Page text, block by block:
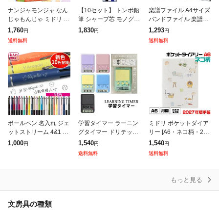
ナンジャモンジャ なん
じゃもんじゃ ミドリ カ
ードゲーム 2〜6人 4
才〜 アナログゲーム テ
ーム 送料無
1,760円
送料無料
【10セット】 トンボ鉛
筆 シャープ芯 モノグラ
フ 0.5 B モノカラー To
1,830円
楽譜ファイル A4サイズ
バンドファイル 楽譜入
れ 楽譜ホルダー 無地
黒 2面40ページ 直接書
き 吹奏
1,293円
送料無料
ボールペン 名入れ ジェ
ットストリーム 4&1 名
前入り 0.5mm 0.7mm
1,000円
学習タイマー ラーニン
グタイマー ドリテック
タイマー式学習法 小学
生 中学生 社会人 試験
1,540円
送料無料
ミドリ ポケットダイア
リー [A6・ネコ柄・224
43006] 2027年度版 令
和09年 手帳 スケジュー
1,540円
送料無料
もっと見る
文房具の種類